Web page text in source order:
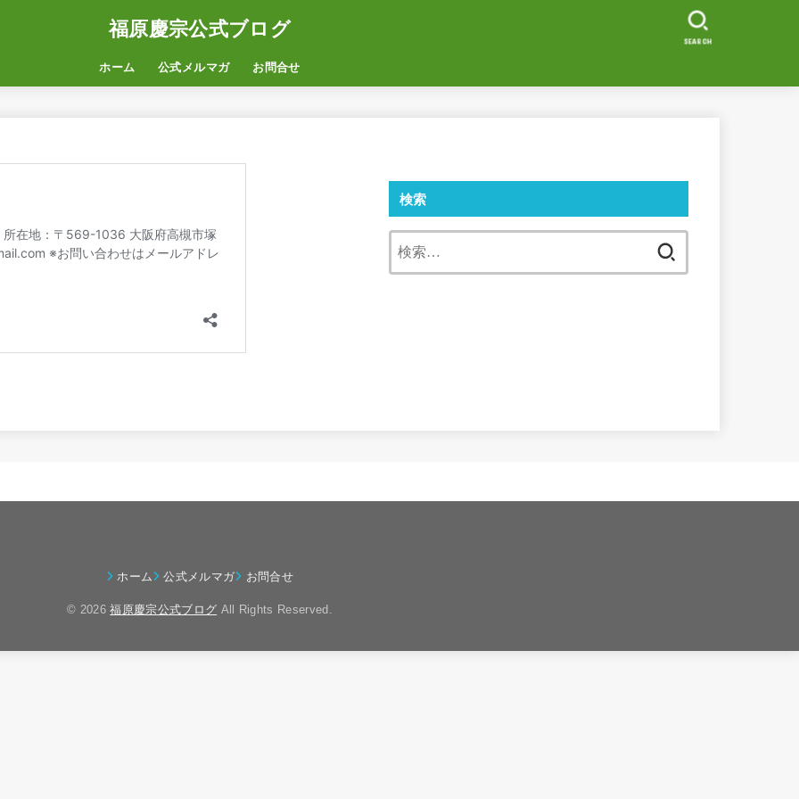
福原慶宗公式ブログ
ホーム 公式メルマガ お問合せ
SEARCH
検索
ホーム 公式メルマガ お問合せ
© 2026福原慶宗公式ブログ All Rights Reserved.